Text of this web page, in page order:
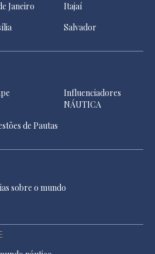
Janeiro
Itajaí
Salvador
Influenciadores
NÁUTICA
de Pautas
sobre o mundo